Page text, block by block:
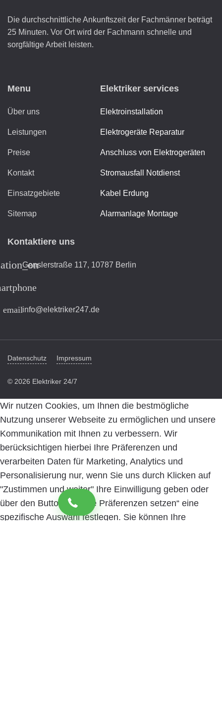
Die durchschnittliche Ankunftszeit der Fachmänner beträgt
25 Minuten. Vor Ort wird der Fachmann schnelle und
sorgfältige Arbeit leisten.
Menu
Über uns
Leistungen
Preise
Kontakt
Einsatzgebiete
Sitemap
Elektriker services
Elektroinstallation
Elektrogeräte Reparatur
Anschluss von Elektrogeräten
Stromausfall Notdienst
Kabel Erdung
Alarmanlage Montage
Kontaktiere uns
Genslerstraße 117, 10787 Berlin
emailinfo@elektriker247.de
Datenschutz Impressum
© 2026 Elektriker 24/7
Wir nutzen Cookies, um Ihnen die bestmögliche
Nutzung unserer Webseite zu ermöglichen und unsere
Kommunikation mit Ihnen zu verbessern. Wir
berücksichtigen hierbei Ihre Präferenzen und
verarbeiten Daten für Marketing, Analytics und
Personalisierung nur, wenn Sie uns durch Klicken auf
"Zustimmen und weiter" Ihre Einwilligung geben oder
über den Button „Cookie Präferenzen setzen“ eine
spezifische Auswahl festlegen. Sie können Ihre